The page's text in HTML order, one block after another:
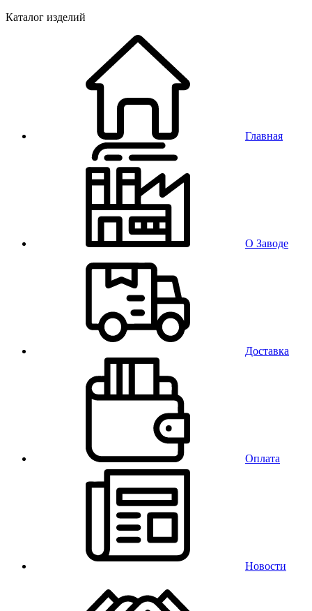
Каталог изделий
Главная
О Заводе
Доставка
Оплата
Новости